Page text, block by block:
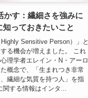
かす：繊細さを強みに
知っておきたいこと
Sensitive Person）」と
る機会が増えました。 これ
理学者エレイン・N・アーロ
概念で、「生まれつき非常
繊細な気質を持つ人」を指
する情報はインタ...